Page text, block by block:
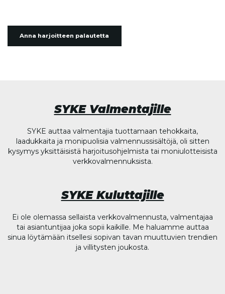
Anna harjoitteen palautetta
SYKE Valmentajille
SYKE auttaa valmentajia tuottamaan tehokkaita,
laadukkaita ja monipuolisia valmennussisältöjä, oli sitten
kysymys yksittäisistä harjoitusohjelmista tai moniulotteisista
verkkovalmennuksista.
SYKE Kuluttajille
Ei ole olemassa sellaista verkkovalmennusta, valmentajaa
tai asiantuntijaa joka sopii kaikille. Me haluamme auttaa
sinua löytämään itsellesi sopivan tavan muuttuvien trendien
ja villitysten joukosta.